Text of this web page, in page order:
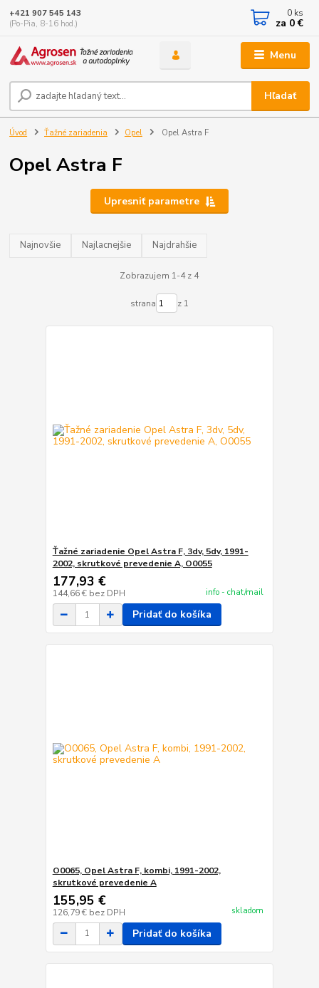
Menu
Hľadať
+421 907 545 143
(Po-Pia, 8-16 hod.)
0 ks
za 0 €
Úvod Ťažné zariadenia Opel Opel Astra F
Opel Astra F
Upresniť parametre
Najnovšie Najlacnejšie Najdrahšie
Zobrazujem 1-4 z 4
strana z 1
Ťažné zariadenie Opel Astra F, 3dv, 5dv, 1991-
2002, skrutkové prevedenie A, O0055
177,93 €
144,66 € bez DPH info - chat/mail
Pridať do košíka
O0065, Opel Astra F, kombi, 1991-2002,
skrutkové prevedenie A
155,95 €
126,79 € bez DPH skladom
Pridať do košíka